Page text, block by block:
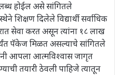
होईल असे सांगितले
शिक्षण दिलेले विद्यार्थी सर्वाधिक
सेवा करत असून त्यांना १८ लाख
पॅकेज मिळत असल्याचे सांगितले
आपला आत्मविश्वास जागृत
तयारी ठेवली पाहिजे त्यातून